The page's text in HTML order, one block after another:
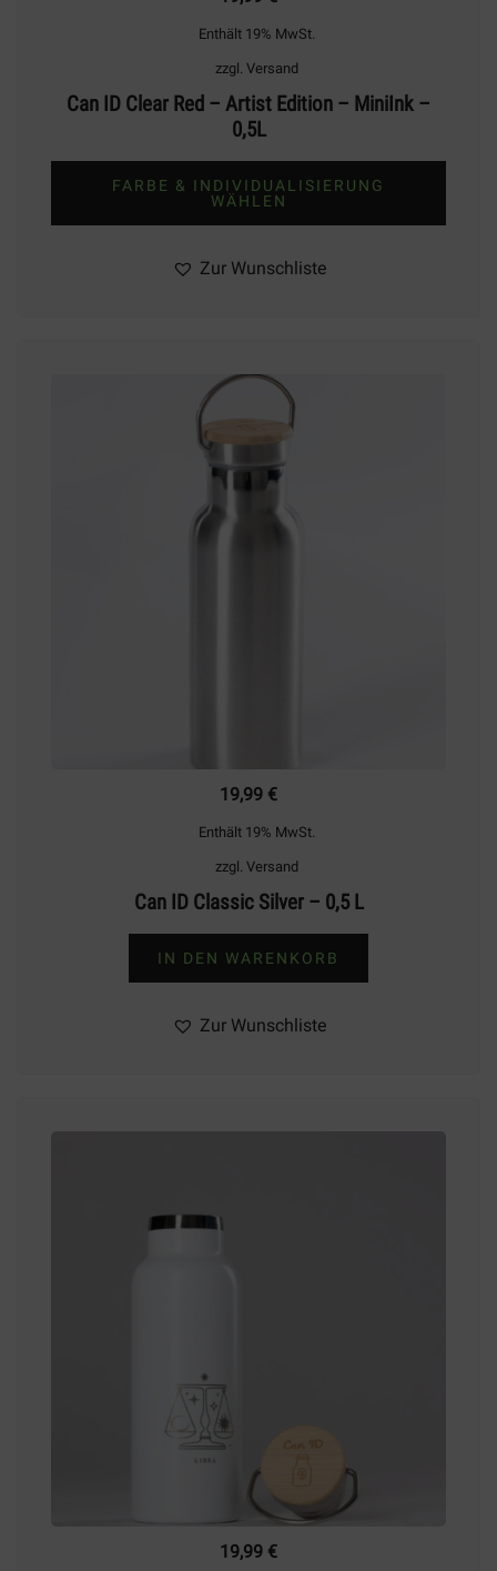
Enthält 19% MwSt.
zzgl. Versand
Can ID Clear Red – Artist Edition – MiniInk –
0,5L
FARBE & INDIVIDUALISIERUNG
WÄHLEN
Zur Wunschliste
19,99 €
Enthält 19% MwSt.
zzgl. Versand
Can ID Classic Silver – 0,5 L
IN DEN WARENKORB
Zur Wunschliste
19,99 €